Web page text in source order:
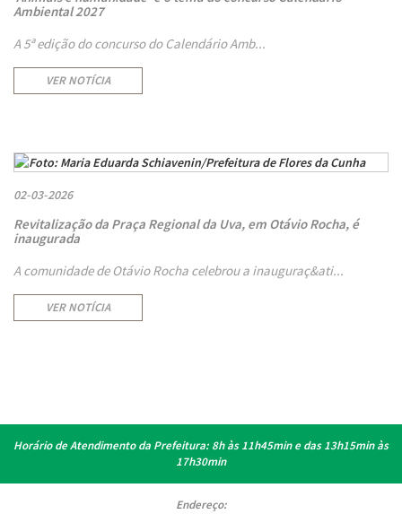
Ambiental 2027
A 5ª edição do concurso do Calendário Amb...
VER NOTÍCIA
02-03-2026
Revitalização da Praça Regional da Uva, em Otávio Rocha, é
inaugurada
A comunidade de Otávio Rocha celebrou a inauguraç&ati...
VER NOTÍCIA
Horário de Atendimento da Prefeitura: 8h às 11h45min e das 13h15min às
17h30min
Endereço: